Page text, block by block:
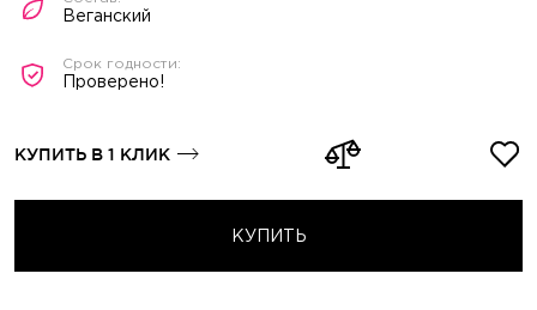
КУПИТЬ
КУПИТЬ В 1 КЛИК
Веганский
Проверено!